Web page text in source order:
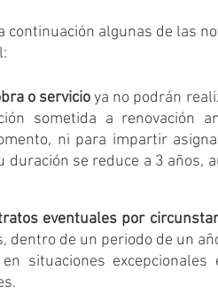
continuación algunas de las
o servicio ya no podrán
sometida  a  renovación
ni para impartir
duración se reduce a 3 años,
eventuales por
dentro de un periodo de un
situaciones